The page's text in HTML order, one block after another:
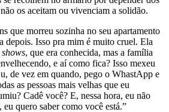
os aceitam ou vivenciam a solidão.
que morreu sozinha no seu apartamento
depois. Isso pra mim é muito cruel. Ela
shows, que era conhecida, mas a família
e aí como fica? Isso mexeu
de vez em quando, pego o WhastApp e
as pessoas mais velhas que eu
Cadê você? E, nessa hora, eu não
quero saber como você está.”